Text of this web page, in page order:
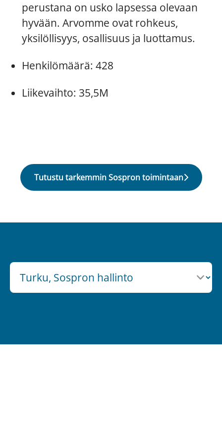
perustana on usko lapsessa olevaan
hyvään. Arvomme ovat rohkeus,
yksilöllisyys, osallisuus ja luottamus.
Henkilömäärä: 428
Liikevaihto: 35,5M
Tutustu tarkemmin Sospron toimintaan